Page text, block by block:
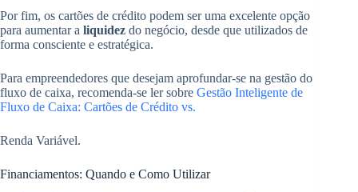
Por fim, os cartões de crédito podem ser uma excelente opção
para aumentar a liquidez do negócio, desde que utilizados de
forma consciente e estratégica.
Para empreendedores que desejam aprofundar-se na gestão do
fluxo de caixa, recomenda-se ler sobre Gestão Inteligente de
Fluxo de Caixa: Cartões de Crédito vs.
Renda Variável.
Financiamentos: Quando e Como Utilizar